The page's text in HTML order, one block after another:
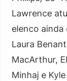
Lawrence
elenco
Laura
MacArthur,
Minhaj e